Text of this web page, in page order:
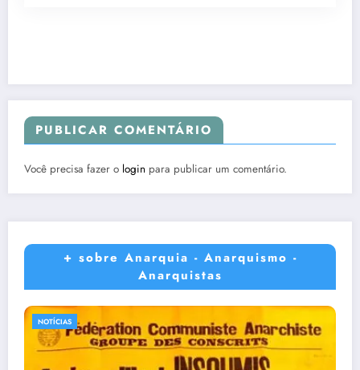
PUBLICAR COMENTÁRIO
Você precisa fazer o login para publicar um comentário.
+ sobre Anarquia - Anarquismo -
Anarquistas
NOTÍCIAS